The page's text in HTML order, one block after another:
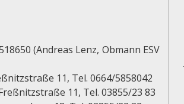
(Andreas Lenz, Obmann ESV
11, Tel. 0664/5858042
11, Tel. 03855/23 83